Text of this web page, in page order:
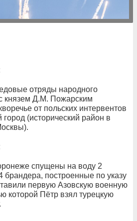
отряды народного
князем Д.М. Пожарским
от польских интервентов
(исторический район в
спущены на воду 2
брандера, построенные по указу
первую Азовскую военную
которой Пётр взял турецкую